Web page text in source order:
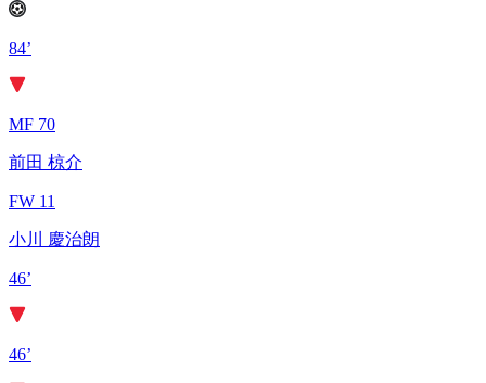
84’
MF 70
前田 椋介
FW 11
小川 慶治朗
46’
46’